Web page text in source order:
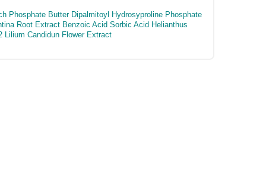
Phosphate Butter Dipalmitoyl Hydrosyproline Phosphate
Root Extract Benzoic Acid Sorbic Acid Helianthus
Lilium Candidun Flower Extract